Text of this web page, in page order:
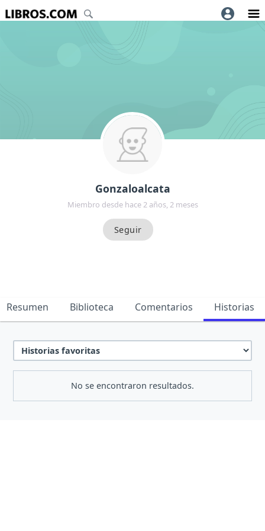
Gonzaloalcata
Miembro desde hace 2 años, 2 meses
Resumen Biblioteca Comentarios Historias
No se encontraron resultados.